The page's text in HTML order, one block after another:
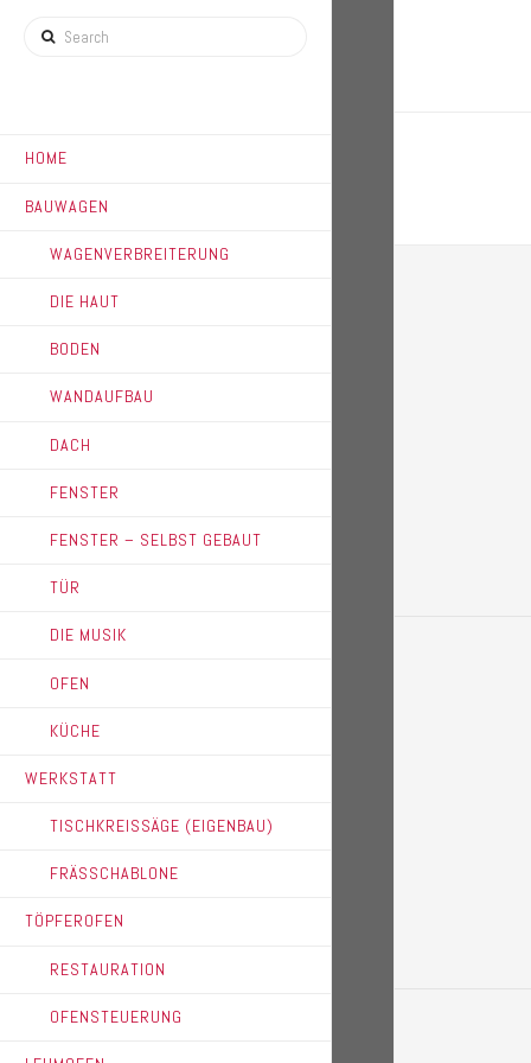
Search
HOME
BAUWAGEN
WAGENVERBREITERUNG
DIE HAUT
BODEN
WANDAUFBAU
DACH
FENSTER
FENSTER – SELBST GEBAUT
TÜR
DIE MUSIK
OFEN
KÜCHE
WERKSTATT
TISCHKREISSÄGE (EIGENBAU)
FRÄSSCHABLONE
TÖPFEROFEN
RESTAURATION
OFENSTEUERUNG